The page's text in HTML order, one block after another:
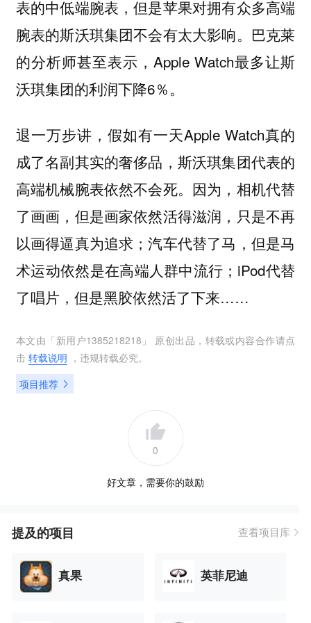
表的中低端腕表，但是苹果对拥有众多高端
腕表的斯沃琪集团不会有太大影响。巴克莱
的分析师甚至表示，Apple Watch最多让斯
沃琪集团的利润下降6％。
退一万步讲，假如有一天Apple Watch真的
成了名副其实的奢侈品，斯沃琪集团代表的
高端机械腕表依然不会死。因为，相机代替
了画画，但是画家依然活得滋润，只是不再
以画得逼真为追求；汽车代替了马，但是马
术运动依然是在高端人群中流行；iPod代替
了唱片，但是黑胶依然活了下来……
本文由「 新用户1385218218 」 原创出品，转载或内容合作请点
击 转载说明 ，违规转载必究。
项目推荐
0
好文章，需要你的鼓励
提及的项目 查看项目库
真果 英菲尼迪